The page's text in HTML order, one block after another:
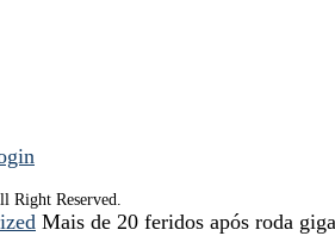
Right Reserved.
Mais de 20 feridos após roda